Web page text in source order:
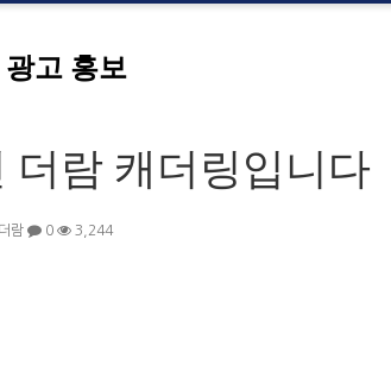
고 홍보
더람 캐더링입니다
더람 0 3,244